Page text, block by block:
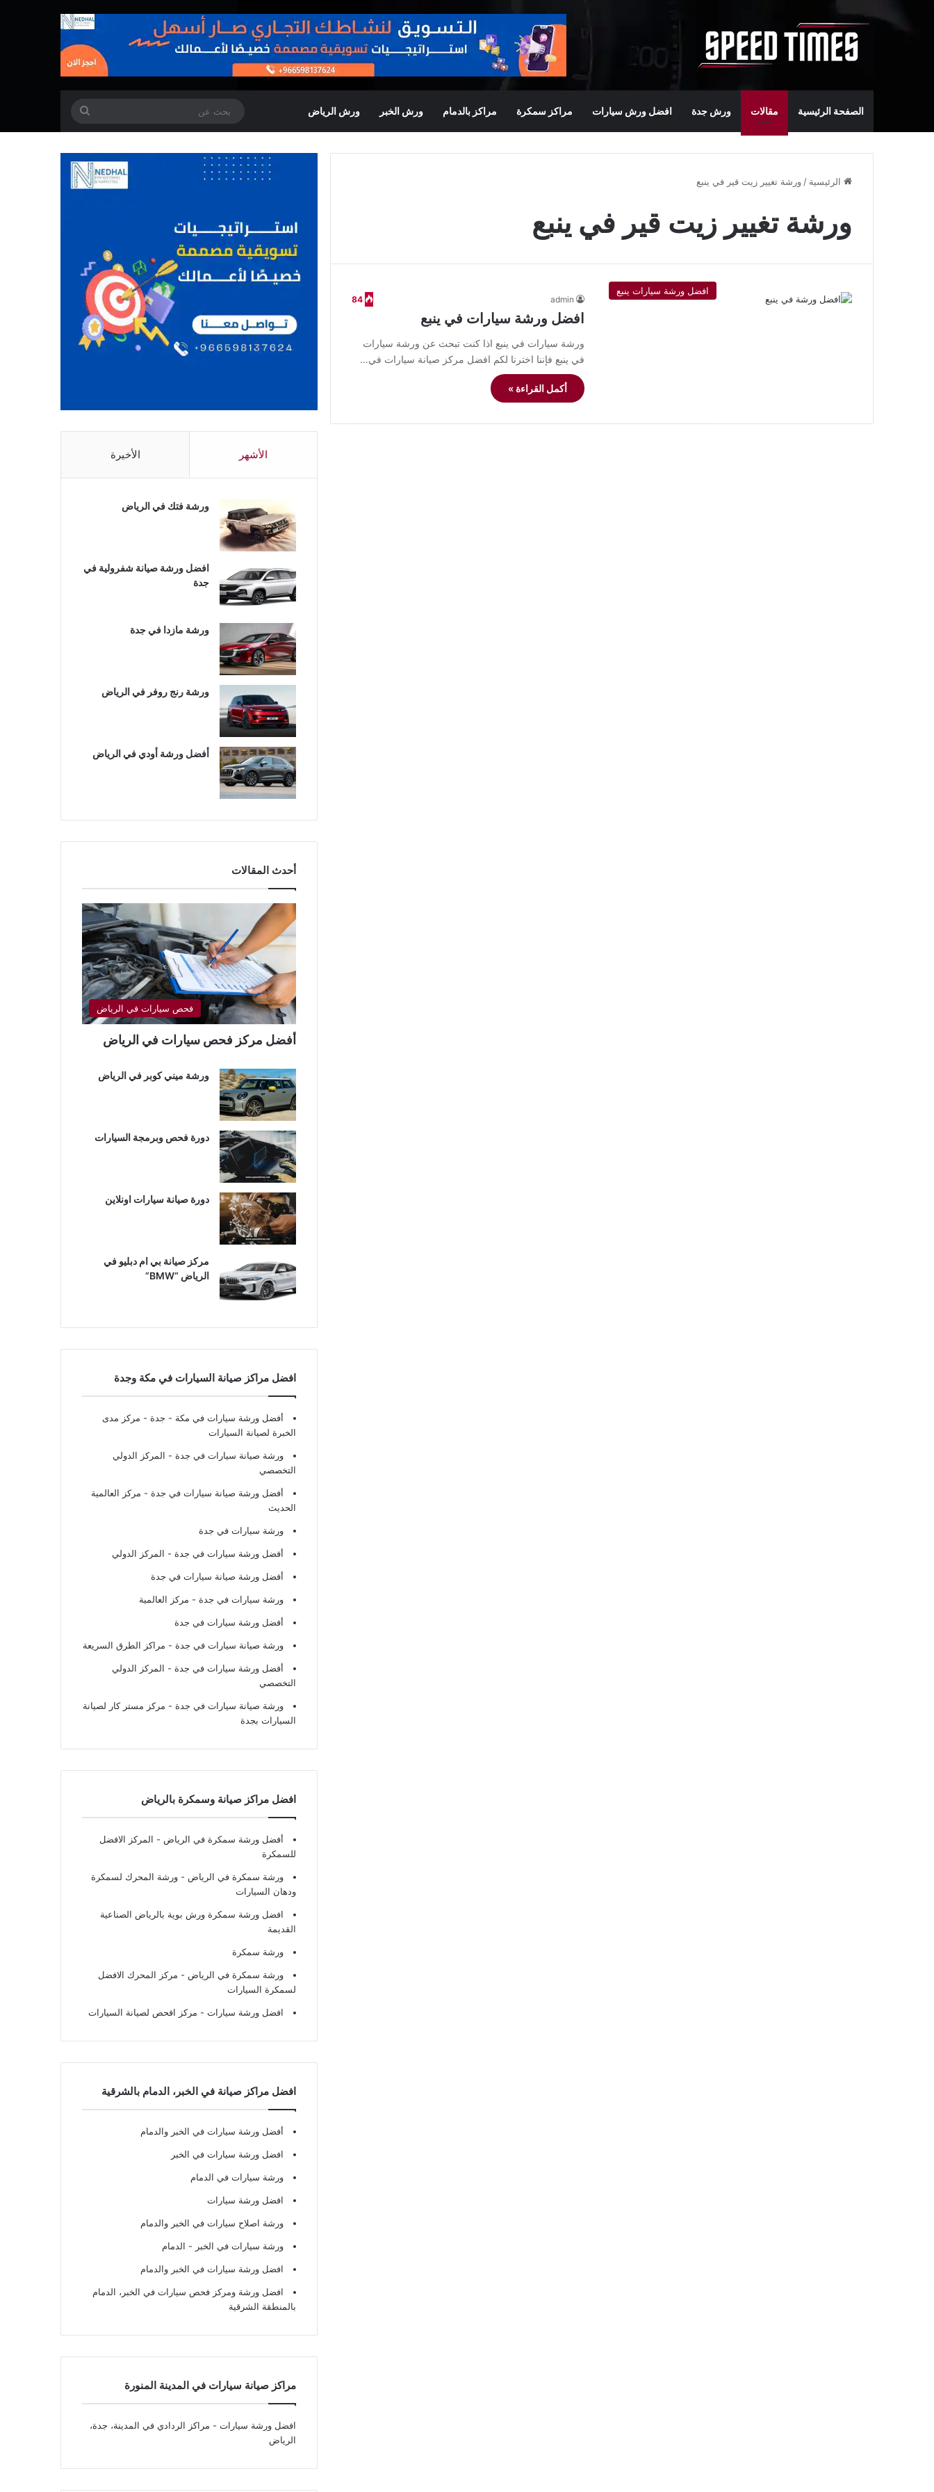
الصفحة الرئيسية مقالات ورش جدة افضل ورش سيارات مراكز سمكرة مراكز بالدمام ورش الخبر ورش الرياض
عن
الرئيسية / ورشة تغيير زيت قير في ينبع
ورشة تغيير زيت قير في ينبع
افضل ورشة سيارات ينبع
admin
84
افضل ورشة سيارات في ينبع
ورشة سيارات في ينبع اذا كنت تبحث عن ورشة سيارات
في ينبع فإننا اخترنا لكم افضل مركز صيانة سيارات في…
أكمل القراءة »
الأشهر الأخيرة
ورشة فتك في الرياض
افضل ورشة صيانة شفرولية في
جدة
ورشة مازدا في جدة
ورشة رنج روفر في الرياض
أفضل ورشة أودي في الرياض
أحدث المقالات
فحص سيارات في الرياض
أفضل مركز فحص سيارات في الرياض
ورشة ميني كوبر في الرياض
دورة فحص وبرمجة السيارات
دورة صيانة سيارات اونلاين
مركز صيانة بي ام دبليو في
الرياض “BMW”
افضل مراكز صيانة السيارات في مكة وجدة
أفضل ورشة سيارات في مكة - جدة - مركز مدى
الخبرة لصيانة السيارات
ورشة صيانة سيارات في جدة - المركز الدولي
التخصصي
أفضل ورشة صيانة سيارات في جدة - مركز العالمية
الحديث
ورشة سيارات في جدة
أفضل ورشة سيارات في جدة - المركز الدولي
أفضل ورشة صيانة سيارات في جدة
ورشة سيارات في جدة - مركز العالمية
أفضل ورشة سيارات في جدة
ورشة صيانة سيارات في جدة - مراكز الطرق السريعة
أفضل ورشة سيارات في جدة - المركز الدولي
التخصصي
ورشة صيانة سيارات في جدة - مركز مستر كار لصيانة
السيارات بجدة
افضل مراكز صيانة وسمكرة بالرياض
أفضل ورشة سمكرة في الرياض - المركز الافضل
للسمكرة
ورشة سمكرة في الرياض - ورشة المحرك لسمكرة
ودهان السيارات
افضل ورشة سمكرة ورش بوية بالرياض الصناعية
القديمة
ورشة سمكرة
ورشة سمكرة في الرياض - مركز المحرك الافضل
لسمكرة السيارات
افضل ورشة سيارات - مركز افحص لصيانة السيارات
افضل مراكز صيانة في الخبر، الدمام بالشرقية
أفضل ورشة سيارات في الخبر والدمام
افضل ورشة سيارات في الخبر
ورشة سيارات في الدمام
افضل ورشة سيارات
ورشة اصلاح سيارات في الخبر والدمام
ورشة سيارات في الخبر - الدمام
افضل ورشة سيارات في الخبر والدمام
افضل ورشة ومركز فحص سيارات في الخبر، الدمام
بالمنطقة الشرقية
مراكز صيانة سيارات في المدينة المنورة
افضل ورشة سيارات - مراكز الردادي في المدينة، جدة،
الرياض